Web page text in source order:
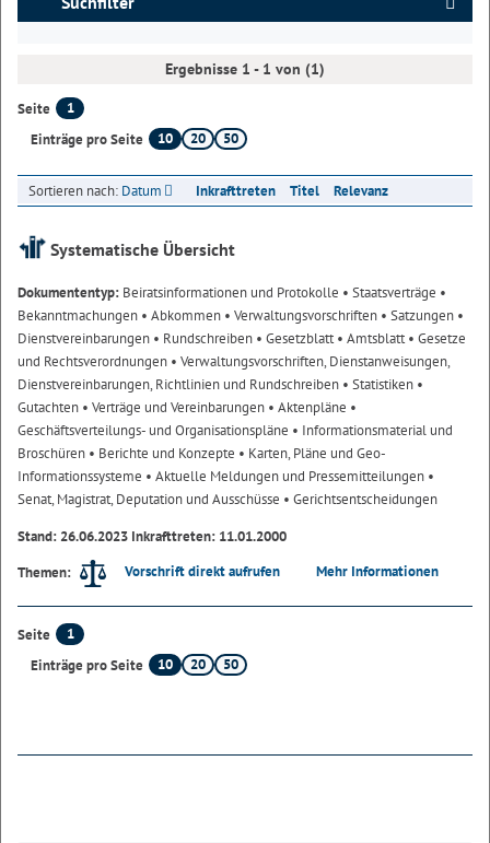
Ergebnisse 1 - 1 von (1)
Seite
1
Einträge pro Seite
10 20 50
Sortieren nach: Datum Inkrafttreten Titel Relevanz
Systematische Übersicht
Dokumententyp: Beiratsinformationen und Protokolle • Staatsverträge •
Bekanntmachungen • Abkommen • Verwaltungsvorschriften • Satzungen •
Dienstvereinbarungen • Rundschreiben • Gesetzblatt• Amtsblatt• Gesetze
und Rechtsverordnungen • Verwaltungsvorschriften, Dienstanweisungen,
Dienstvereinbarungen, Richtlinien und Rundschreiben • Statistiken •
Gutachten • Verträge und Vereinbarungen • Aktenpläne •
Geschäftsverteilungs- und Organisationspläne • Informationsmaterial und
Broschüren • Berichte und Konzepte • Karten, Pläne und Geo-
Informationssysteme • Aktuelle Meldungen und Pressemitteilungen •
Senat, Magistrat, Deputation und Ausschüsse • Gerichtsentscheidungen
Stand: 26.06.2023 Inkrafttreten: 11.01.2000
Themen:
Vorschrift direkt aufrufen Mehr Informationen
Seite
1
Einträge pro Seite
10 20 50